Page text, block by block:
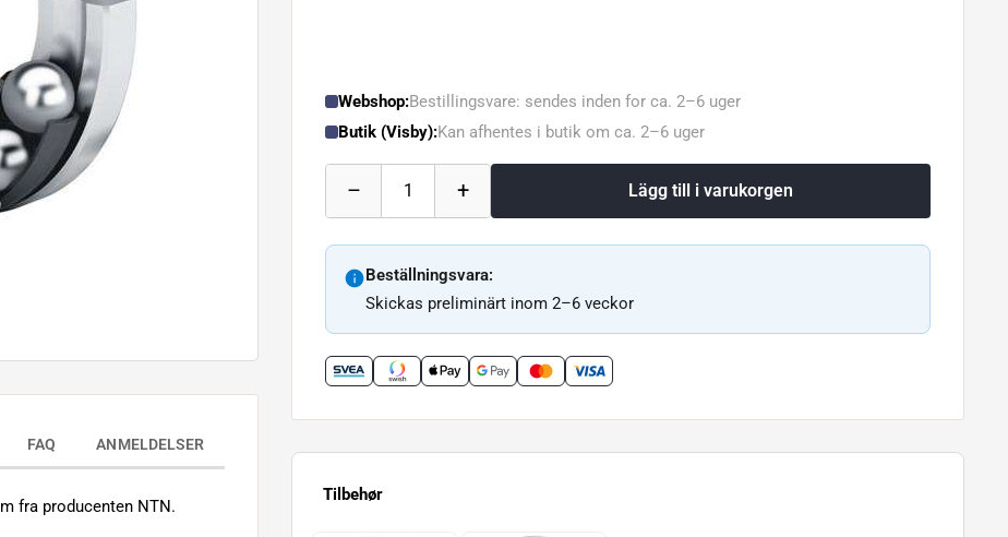
Webshop:Bestillingsvare: sendes inden for ca. 2–6 uger
Butik (Visby):Kan afhentes i butik om ca. 2–6 uger
– 1 + Lägg till i varukorgen
Beställningsvara:
Skickas preliminärt inom 2–6 veckor
Tilbehør
FAQ ANMELDELSER
fra producenten NTN.